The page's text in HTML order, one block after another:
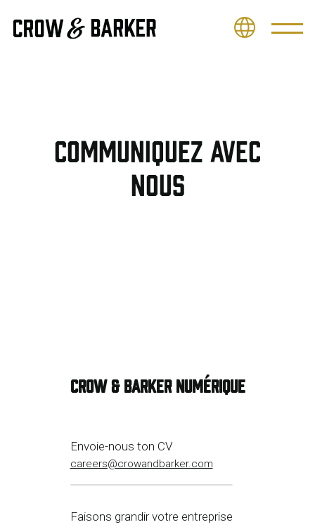
Communiquez avec
nous
CROW & BARKER NUMÉRIQUE
Envoie-nous ton CV
careers@crowandbarker.com
Faisons grandir votre entreprise